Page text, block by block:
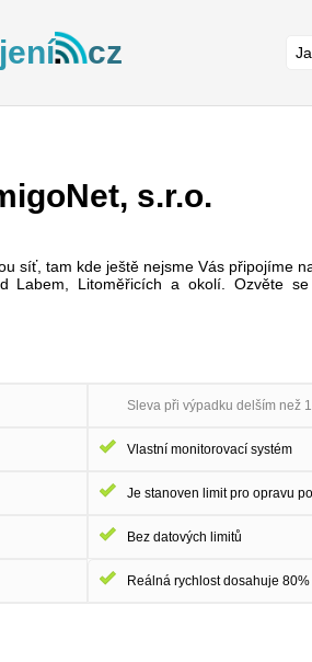
cz
s.r.o.
síť, tam kde ještě nejsme Vás připojíme
Labem, Litoměřicích a okolí. Ozvěte
Sleva při výpadku delším než
Vlastní monitorovací systém
Je stanoven limit pro opravu
Bez datových limitů
Reálná rychlost dosahuje